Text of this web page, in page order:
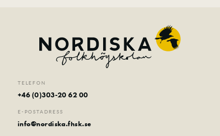
TELEFON
+46 (0)303-20 62 00
E-POSTADRESS
info@nordiska.fhsk.se